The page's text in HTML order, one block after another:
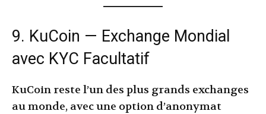
9. KuCoin — Exchange Mondial
avec KYC Facultatif
KuCoin reste l’un des plus grands exchanges
au monde, avec une option d’anonymat